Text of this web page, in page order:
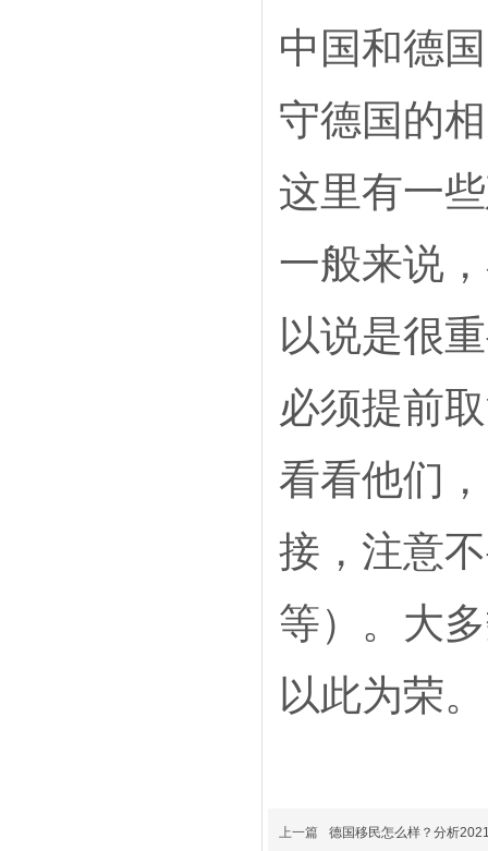
中国和德
守德国的
这里有一
一般来说
以说是很
必须提前
看看他们
接，注意
等）。大
以此为荣。
上一篇 德国移民怎么样？分析